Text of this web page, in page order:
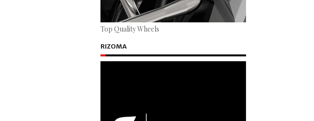
Top Quality Wheels
RIZOMA